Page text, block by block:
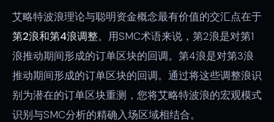
艾略特波浪理论与聪明资金概念最有价值的交汇点在于
第2浪和第4浪调整。用SMC术语来说，第2浪是对第1
浪推动期间形成的订单区块的回调。第4浪是对第3浪
推动期间形成的订单区块的回调。通过将这些调整浪识
别为潜在的订单区块重测，您将艾略特波浪的宏观模式
识别与SMC分析的精确入场区域相结合。